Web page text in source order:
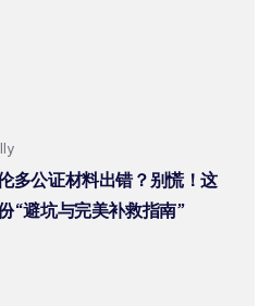
多公证材料出错？别慌！这
“避坑与完美补救指南”